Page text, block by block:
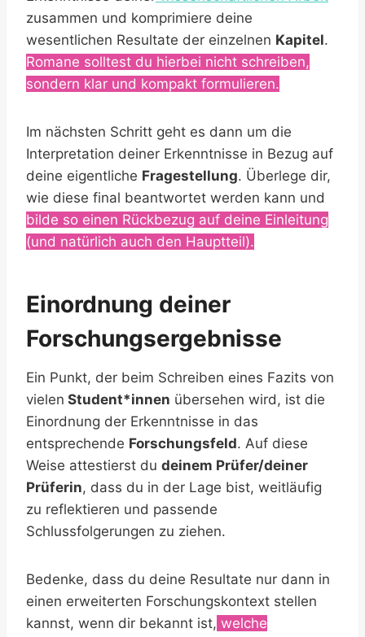
zusammen und komprimiere deine
wesentlichen Resultate der einzelnen Kapitel.
Romane solltest du hierbei nicht schreiben,
sondern klar und kompakt formulieren.
Im nächsten Schritt geht es dann um die
Interpretation deiner Erkenntnisse in Bezug auf
deine eigentliche Fragestellung. Überlege dir,
wie diese final beantwortet werden kann und
bilde so einen Rückbezug auf deine Einleitung
(und natürlich auch den Hauptteil).
Einordnung deiner
Forschungsergebnisse
Ein Punkt, der beim Schreiben eines Fazits von
vielen Student*innen übersehen wird, ist die
Einordnung der Erkenntnisse in das
entsprechende Forschungsfeld. Auf diese
Weise attestierst du deinem Prüfer/deiner
Prüferin, dass du in der Lage bist, weitläufig
zu reflektieren und passende
Schlussfolgerungen zu ziehen.
Bedenke, dass du deine Resultate nur dann in
einen erweiterten Forschungskontext stellen
kannst, wenn dir bekannt ist, welche